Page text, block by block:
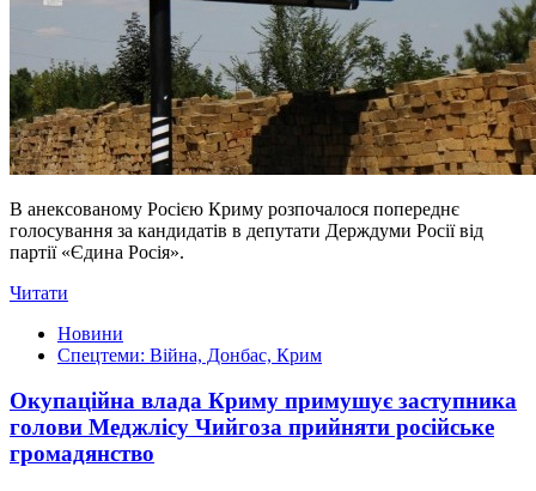
В анексованому Росією Криму розпочалося попереднє
голосування за кандидатів в депутати Держдуми Росії від
партії «Єдина Росія».
Читати
Новини
Спецтеми: Війна, Донбас, Крим
Окупаційна влада Криму примушує заступника
голови Меджлісу Чийгоза прийняти російське
громадянство